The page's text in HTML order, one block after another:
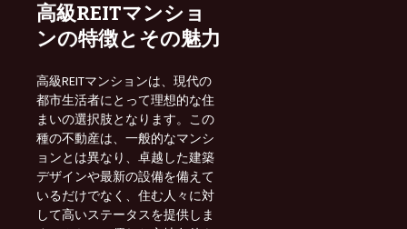
高級REITマンショ
ンの特徴とその魅力
高級REITマンションは、現代の
都市生活者にとって理想的な住
まいの選択肢となります。この
種の不動産は、一般的なマンシ
ョンとは異なり、卓越した建築
デザインや最新の設備を備えて
いるだけでなく、住む人々に対
して高いステータスを提供しま